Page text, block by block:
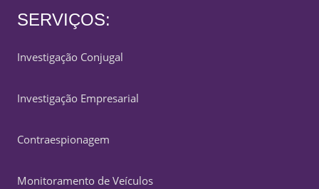
SERVIÇOS:
Investigação Conjugal
Investigação Empresarial
Contraespionagem
Monitoramento de Veículos